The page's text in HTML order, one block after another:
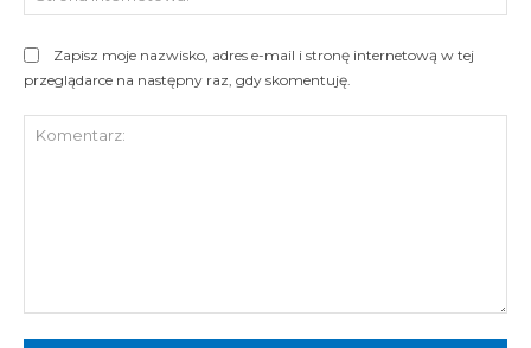
Zapisz moje nazwisko, adres e-mail i stronę internetową w tej
przeglądarce na następny raz, gdy skomentuję.